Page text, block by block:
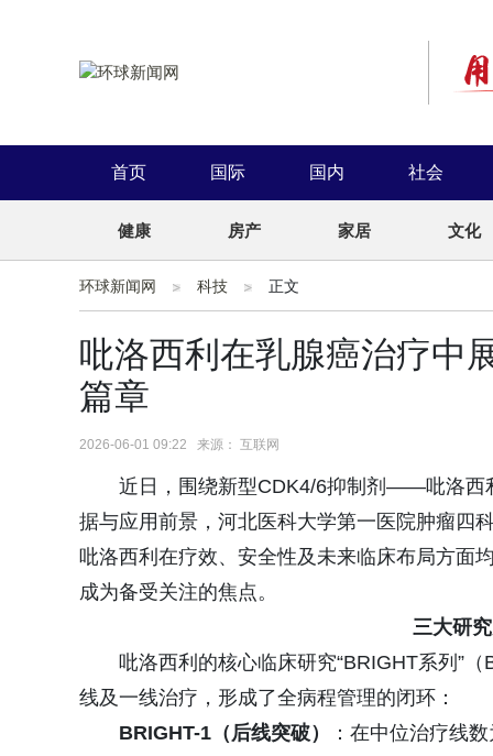
首页 国际 国内 社会
健康 房产 家居 文化
环球新闻网 科技 正文
吡洛西利在乳腺癌治疗中
篇章
2026-06-01 09:22 来源： 互联网
近日，围绕新型CDK4/6抑制剂——吡洛西
据与应用前景，河北医科大学第一医院肿瘤四
吡洛西利在疗效、安全性及未来临床布局方面
成为备受关注的焦点。
三大研
吡洛西利的核心临床研究“BRIGHT系列”
线及一线治疗，形成了全病程管理的闭环：
BRIGHT-1（后线突破）
：在中位治疗线